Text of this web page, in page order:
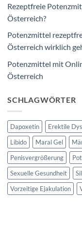
Rezeptfreie
Österreich?
Potenzmittel
Österreich wirklich
Potenzmittel mit
Österreich
SCHLAGWÖRTER
Dapoxetin Erektile
Libido
Maral Gel
Penisvergrößerung
Sexuelle Gesundheit
Vorzeitige Ejakulation